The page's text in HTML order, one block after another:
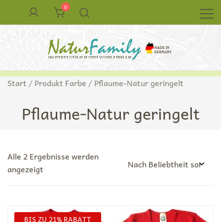
0
NaturFamily Shop – Naturtextilien für
Babys, Kinder und ganze Familie
Naturkleidung aus Wolle und Seide
Start / Produkt Farbe / Pflaume-Natur geringelt
Pflaume-Natur geringelt
Alle 2 Ergebnisse werden
angezeigt
BIS ZU 21% RABATT